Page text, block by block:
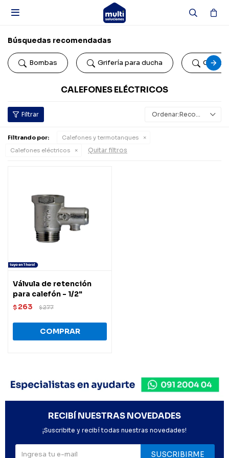

Búsquedas recomendadas
Bombas Grifería para ducha Colillas
CALEFONES ELÉCTRICOS
Recomendados
Filtrando por:
Calefones y termotanques
Calefones eléctricos
Quitar filtros
Válvula de retención
para calefón - 1/2"
$ 263 $277
RECIBÍ NUESTRAS NOVEDADES
¡Suscribite y recibí todas nuestras novedades!
SUSCRIBIRME